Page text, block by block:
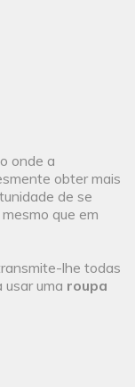
onde a
obter mais
de se
que em
lhe todas
uma roupa